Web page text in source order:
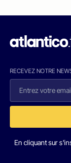
RECEVEZ NOTRE
En cliquant sur